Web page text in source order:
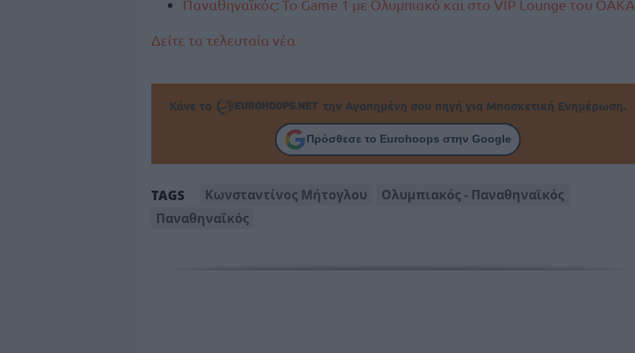
Παναθηναϊκός: Το Game 1 με Ολυμπιακό και στο VIP Lounge του ΟΑΚΑ
Δείτε τα τελευταία νέα
Κάνε το την Αγαπημένη σου πηγή για Μπασκετική Ενημέρωση.
Πρόσθεσε το Eurohoops στην Google
TAGS Κωνσταντίνος Μήτογλου
Ολυμπιακός - Παναθηναϊκός
Παναθηναΐκός